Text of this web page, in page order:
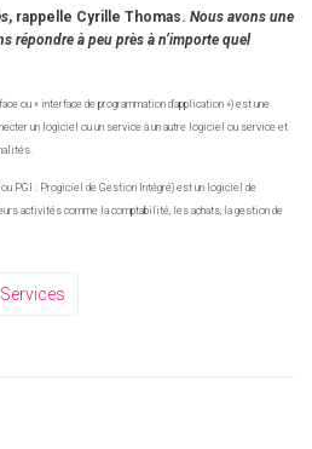
, rappelle Cyrille Thomas. Nous avons une
répondre à peu près à n’importe quel
ou « interface de programmation d’application ») est une
un logiciel ou un service à un autre logiciel ou service et
PGI : Progiciel de Gestion Intégré) est un logiciel de
activités comme la comptabilité, les achats, la gestion de
Services